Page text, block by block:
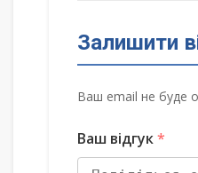
Залишити
Ваш email не буде
Ваш відгук*